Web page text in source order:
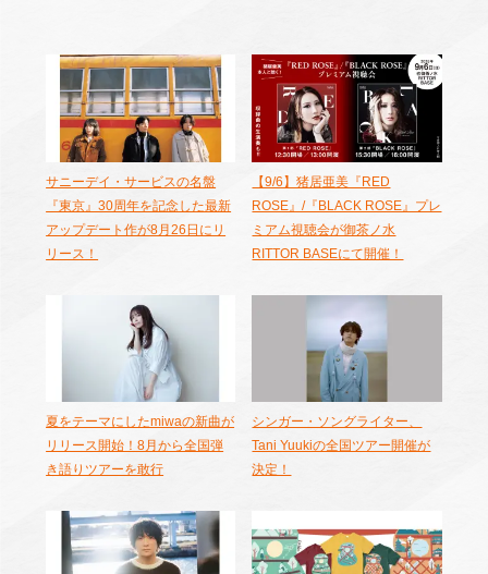
サニーデイ・サービスの名盤
『東京』30周年を記念した最新
アップデート作が8月26日にリ
リース！
【9/6】猪居亜美『RED
ROSE』/『BLACK ROSE』プレ
ミアム視聴会が御茶ノ水
RITTOR BASEにて開催！
夏をテーマにしたmiwaの新曲が
リリース開始！8月から全国弾
き語りツアーを敢行
シンガー・ソングライター、
Tani Yuukiの全国ツアー開催が
決定！